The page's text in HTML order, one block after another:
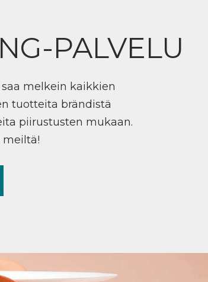
PALVELU
melkein kaikkien
tuotteita brändistä
piirustusten mukaan.
meiltä!